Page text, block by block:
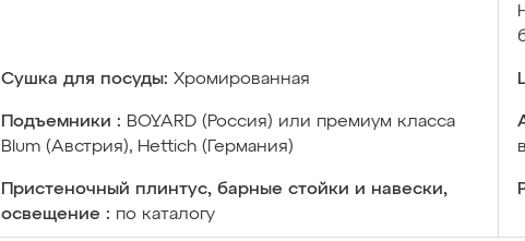
Сушка для посуды: Хромированная
Подъемники : BOYARD (Россия) или премиум класса
Blum (Австрия), Hettich (Германия)
Пристеночный плинтус, барные стойки и навески,
освещение : по каталогу